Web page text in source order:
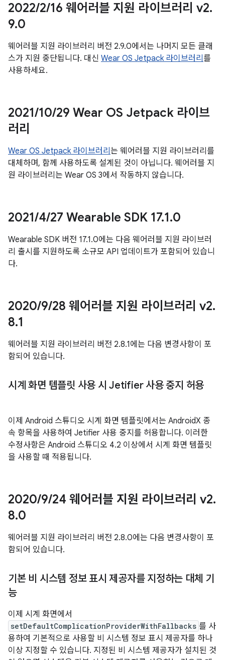
2022/2/16 웨어러블 지원 라이브러리 v2.
9.0
웨어러블 지원 라이브러리 버전 2.9.0에서는 나머지 모든 클래
스가 지원 중단됩니다. 대신 Wear OS Jetpack 라이브러리 를
사용하세요.
2021/10/29 Wear OS Jetpack 라이브
러리
Wear OS Jetpack 라이브러리 는 웨어러블 지원 라이브러리를
대체하며, 함께 사용하도록 설계된 것이 아닙니다. 웨어러블 지
원 라이브러리는 Wear OS 3에서 작동하지 않습니다.
2021/4/27 Wearable SDK 17.1.0
Wearable SDK 버전 17.1.0에는 다음 웨어러블 지원 라이브러
리 출시를 지원하도록 소규모 API 업데이트가 포함되어 있습니
다.
2020/9/28 웨어러블 지원 라이브러리 v2.
8.1
웨어러블 지원 라이브러리 버전 2.8.1에는 다음 변경사항이 포
함되어 있습니다.
시계 화면 템플릿 사용 시 Jetifier 사용 중지 허용
이제 Android 스튜디오 시계 화면 템플릿에서는 AndroidX 종
속 항목을 사용하여 Jetifier 사용 중지를 허용합니다. 이러한
수정사항은 Android 스튜디오 4.2 이상에서 시계 화면 템플릿
을 사용할 때 적용됩니다.
2020/9/24 웨어러블 지원 라이브러리 v2.
8.0
웨어러블 지원 라이브러리 버전 2.8.0에는 다음 변경사항이 포
함되어 있습니다.
기본 비 시스템 정보 표시 제공자를 지정하는 대체 기
능
이제 시계 화면에서
setDefaultComplicationProviderWithFallbacks 를 사
용하여 기본적으로 사용할 비 시스템 정보 표시 제공자를 하나
이상 지정할 수 있습니다. 지정된 비 시스템 제공자가 설치된 것